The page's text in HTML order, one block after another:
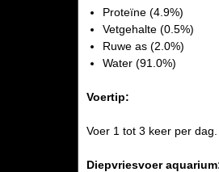
Proteïne (4.9%)
Vetgehalte (0.5%)
Ruwe as (2.0%)
Water (91.0%)
Voertip:
Voer 1 tot 3 keer per
Diepvriesvoer